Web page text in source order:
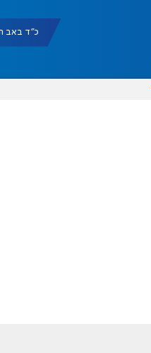
כ"ד באב תשפ"ו |